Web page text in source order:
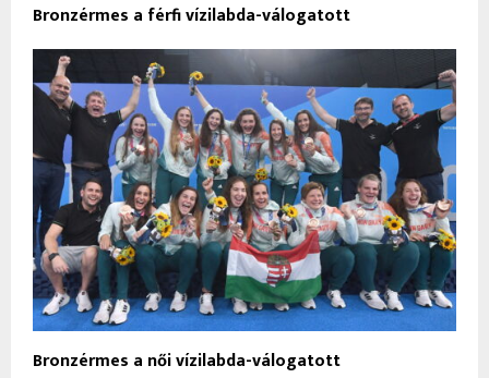
Bronzérmes a férfi vízilabda-válogatott
Bronzérmes a női vízilabda-válogatott